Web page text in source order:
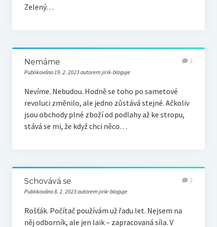
Zelený…
Nemáme
Publikováno 19. 2. 2023 autorem jirik-bloguje
2
Nevíme. Nebudou. Hodně se toho po sametové
revoluci změnilo, ale jedno zůstává stejné. Ačkoliv
jsou obchody plné zboží od podlahy až ke stropu,
stává se mi, že když chci něco…
Schovává se
Publikováno 8. 2. 2023 autorem jirik-bloguje
2
Rošťák. Počítač používám už řadu let. Nejsem na
něj odborník, ale jen laik – zapracovaná síla. V